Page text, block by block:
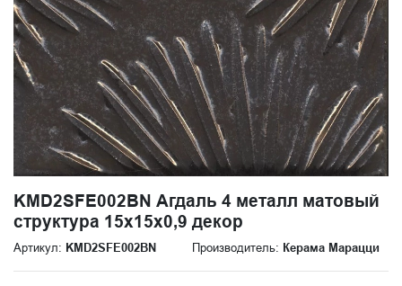
KMD2SFE002BN Агдаль 4 металл матовый
структура 15x15x0,9 декор
Артикул: KMD2SFE002BN Производитель: Керама Марацци